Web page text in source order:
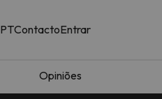
PTContactoEntrar
Opiniões